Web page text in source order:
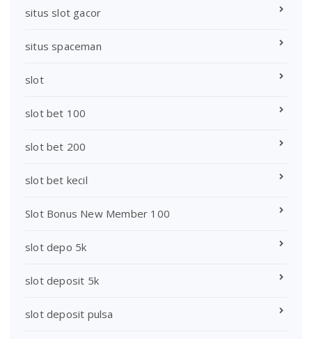
situs slot gacor
situs spaceman
slot
slot bet 100
slot bet 200
slot bet kecil
Slot Bonus New Member 100
slot depo 5k
slot deposit 5k
slot deposit pulsa